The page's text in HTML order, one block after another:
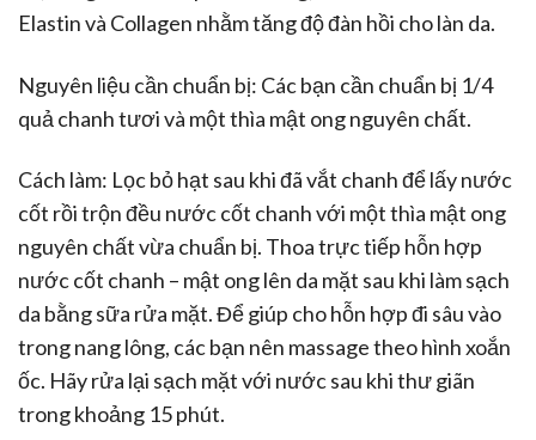
Elastin và Collagen nhằm tăng độ đàn hồi cho làn da.
Nguyên liệu cần chuẩn bị: Các bạn cần chuẩn bị 1/4
quả chanh tươi và một thìa mật ong nguyên chất.
Cách làm: Lọc bỏ hạt sau khi đã vắt chanh để lấy nước
cốt rồi trộn đều nước cốt chanh với một thìa mật ong
nguyên chất vừa chuẩn bị. Thoa trực tiếp hỗn hợp
nước cốt chanh – mật ong lên da mặt sau khi làm sạch
da bằng sữa rửa mặt. Để giúp cho hỗn hợp đi sâu vào
trong nang lông, các bạn nên massage theo hình xoắn
ốc. Hãy rửa lại sạch mặt với nước sau khi thư giãn
trong khoảng 15 phút.